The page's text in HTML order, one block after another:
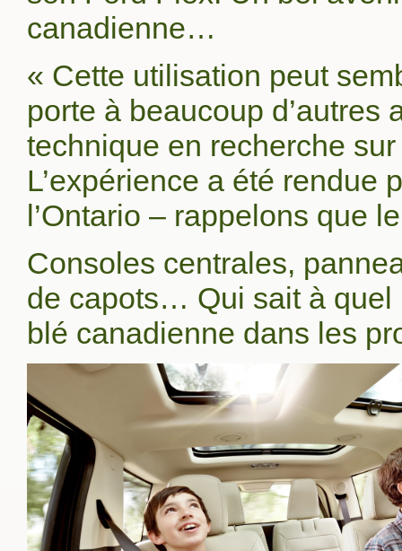
canadienne…
« Cette utilisation peut
porte à beaucoup d’autres
technique en recherche
L’expérience a été rendue
l’Ontario – rappelons que
Consoles centrales,
de capots… Qui sait à quel
blé canadienne dans les